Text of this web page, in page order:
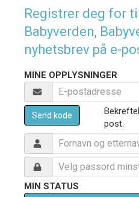
Registrer deg for
Babyverden,
nyhetsbrev på e-
MINE OPPLYSNINGER
Send kode
post.
MIN STATUS